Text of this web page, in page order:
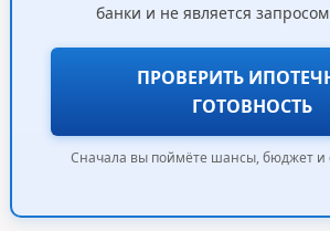
банки и не является запросом
ПРОВЕРИТЬ
ГОТОВНОСТЬ
Сначала вы поймёте шансы, бюджет